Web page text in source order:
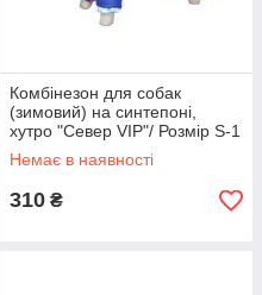
Комбінезон для собак
(зимовий) на синтепоні,
хутро "Север VIP"/ Розмір S-1
Немає в наявності
310 ₴